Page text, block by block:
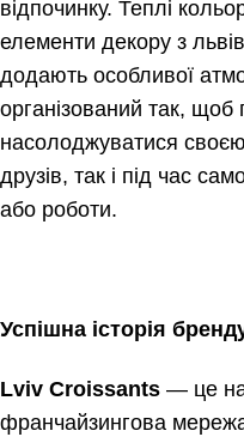
відпочинку. Теплі
елементи декору з
додають особливої
організований так, щоб
насолоджуватися
друзів, так і під час
або роботи.
Успішна історія
Lviv Croissants — це
франчайзингова